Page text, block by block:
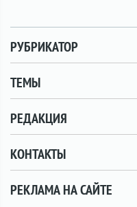
РУБРИКАТОР
ТЕМЫ
РЕДАКЦИЯ
КОНТАКТЫ
РЕКЛАМА НА САЙТЕ